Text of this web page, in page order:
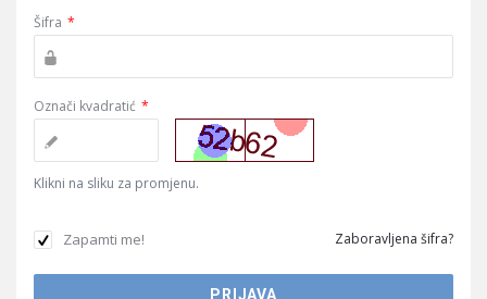
Šifra *
Označi kvadratić *
Klikni na sliku za promjenu.
Zapamti me! Zaboravljena šifra?